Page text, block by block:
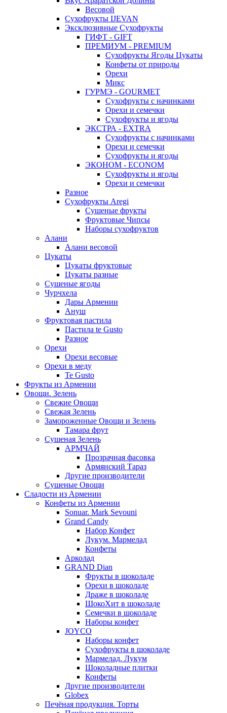
Весовой
Сухофрукты IJEVAN
Эксклюзивные Сухофрукты
ГИФТ - GIFT
ПРЕМИУМ - PREMIUM
Сухофрукты Ягоды Цукаты
Конфеты от природы
Орехи
Микс
ГУРМЭ - GOURMET
Сухофрукты с начинками
Орехи и семечки
Сухофрукты и ягоды
ЭКСТРА - EXTRA
Сухофрукты с начинками
Орехи и семечки
Сухофрукты и ягоды
ЭКОНОМ - ECONOM
Сухофрукты и ягоды
Орехи и семечки
Разное
Сухофрукты Aregi
Сушеные фрукты
Фруктовые Чипсы
Наборы сухофруктов
Алани
Алани весовой
Цукаты
Цукаты фруктовые
Цукаты разные
Сушеные ягоды
Чурчхела
Дары Армении
Ануш
Фруктовая пастила
Пастила te Gusto
Разное
Орехи
Орехи весовые
Орехи в меду
Te Gusto
Фрукты из Армении
Овощи. Зелень
Свежие Овощи
Свежая Зелень
Замороженные Овощи и Зелень
Тамара фрут
Сушеная Зелень
АРМЧАЙ
Прозрачная фасовка
Армянский Тараз
Другие производители
Сушеные Овощи
Сладости из Армении
Конфеты из Армении
Sonuar. Mark Sevouni
Grand Candy
Набор Конфет
Лукум. Мармелад
Конфеты
Арколад
GRAND Dian
Фрукты в шоколаде
Орехи в шоколаде
Драже в шоколаде
ШокоХит в шоколаде
Семечки в шоколаде
Наборы конфет
JOYCO
Наборы конфет
Сухофрукты в шоколаде
Мармелад. Лукум
Шоколадные плитки
Конфеты
Другие производители
Globex
Печёная продукция. Торты